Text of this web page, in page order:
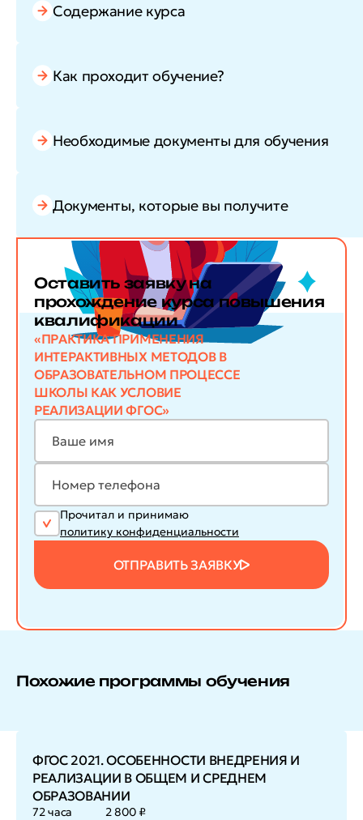
Содержание курса
Как проходит обучение?
Необходимые документы для обучения
Документы, которые вы получите
Оставить заявкуна
прохождение курса повышения
квалификации
«ПРАКТИКА ПРИМЕНЕНИЯ
ИНТЕРАКТИВНЫХ МЕТОДОВ В
ОБРАЗОВАТЕЛЬНОМ ПРОЦЕССЕ
ШКОЛЫ КАК УСЛОВИЕ
РЕАЛИЗАЦИИ ФГОС»
Прочитал и принимаю
политику конфиденциальности
ОТПРАВИТЬ ЗАЯВКУ
Похожие программы обучения
ФГОС 2021. ОСОБЕННОСТИ ВНЕДРЕНИЯ И
РЕАЛИЗАЦИИ В ОБЩЕМ И СРЕДНЕМ
ОБРАЗОВАНИИ
72 часа 2 800 ₽